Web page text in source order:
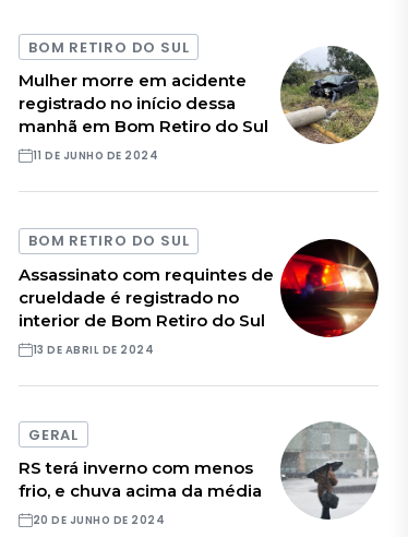
BOM RETIRO DO SUL
Mulher morre em acidente
registrado no início dessa
manhã em Bom Retiro do Sul
11 DE JUNHO DE 2024
BOM RETIRO DO SUL
Assassinato com requintes de
crueldade é registrado no
interior de Bom Retiro do Sul
13 DE ABRIL DE 2024
GERAL
RS terá inverno com menos
frio, e chuva acima da média
20 DE JUNHO DE 2024